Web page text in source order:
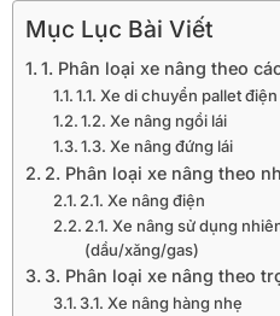
Mục Lục Bài Viết
1. Phân loại xe nâng theo
1.1. Xe di chuyển pallet điện
1.2. Xe nâng ngồi lái
1.3. Xe nâng đứng lái
2. Phân loại xe nâng theo
2.1. Xe nâng điện
2.1. Xe nâng sử dụng
(dầu/xăng/gas)
3. Phân loại xe nâng theo
3.1. Xe nâng hàng nhẹ